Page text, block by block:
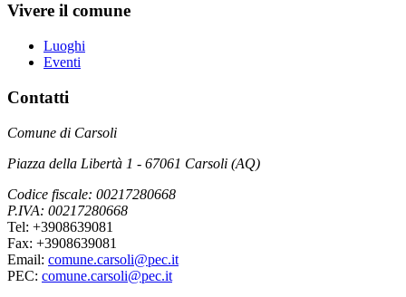
Vivere il comune
Luoghi
Eventi
Contatti
Comune di Carsoli
Piazza della Libertà 1 - 67061 Carsoli (AQ)
Codice fiscale: 00217280668
P.IVA: 00217280668
Tel: +3908639081
Fax: +3908639081
Email: comune.carsoli@pec.it
PEC: comune.carsoli@pec.it